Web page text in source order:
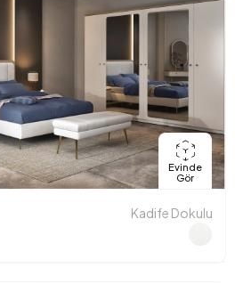
Evinde
Gör
Kadife Dokulu